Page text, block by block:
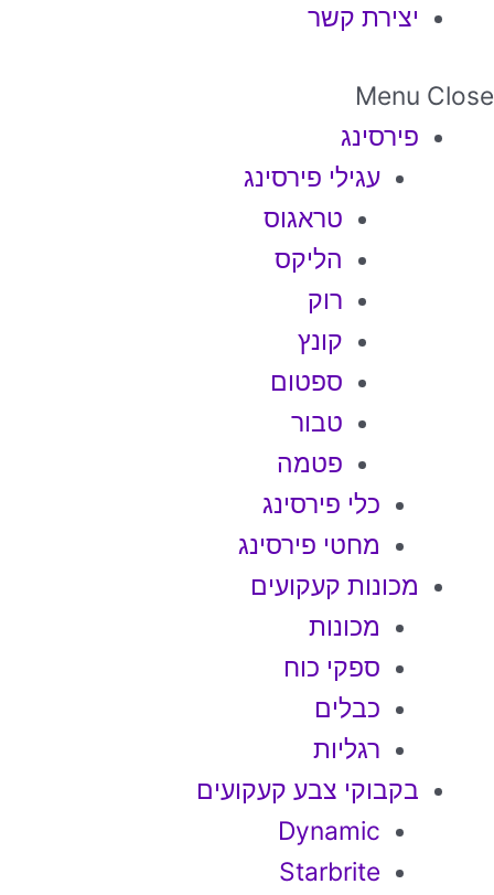
יצירת קשר
Menu Close
פירסינג
עגילי פירסינג
טראגוס
הליקס
רוק
קונץ
ספטום
טבור
פטמה
כלי פירסינג
מחטי פירסינג
מכונות קעקועים
מכונות
ספקי כוח
כבלים
רגליות
בקבוקי צבע קעקועים
Dynamic
Starbrite